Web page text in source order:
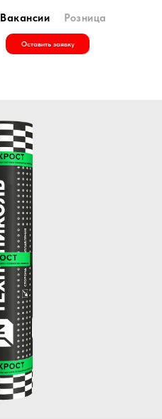
Оставить заявку
Вакансии Розница